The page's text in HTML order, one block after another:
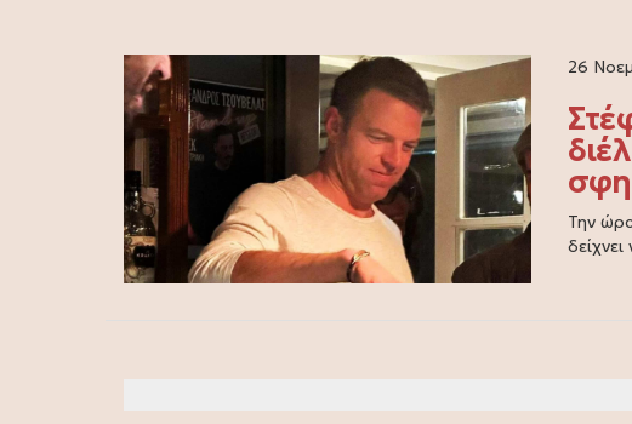
26
Την